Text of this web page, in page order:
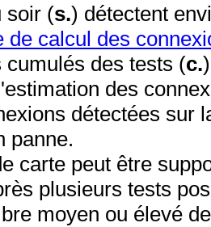
soir (s.) détectent
de calcul des
des tests (c.
des
détectées sur
panne.
carte peut être
plusieurs tests
moyen ou élevé